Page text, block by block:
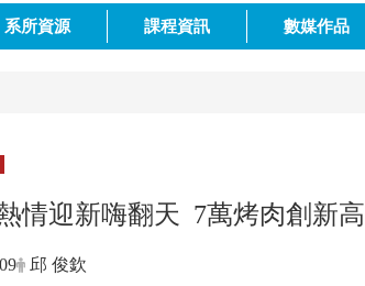
系所資源 課程資訊 數媒作品
情迎新嗨翻天 7萬烤肉創新高
邱 俊欽